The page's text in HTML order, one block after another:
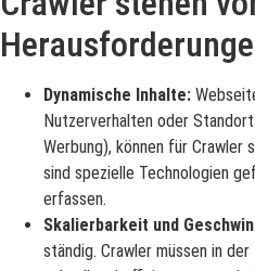
Dynamische Inhalte:
Nutzerverhalten oder
Werbung), können für Crawler
sind spezielle Technologien
erfassen.
Skalierbarkeit und
ständig. Crawler müssen in